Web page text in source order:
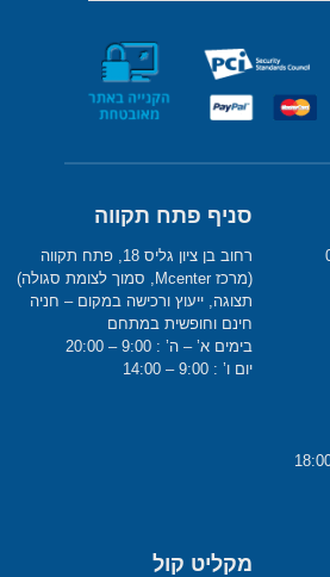
סניף פתח תקווה
רחוב בן ציון גליס 18, פתח תקווה
(מרכז Mcenter, סמוך לצומת סגולה)
תצוגה, ייעוץ ורכישה במקום – חניה
חינם וחופשית במתחם
בימים א’ – ה’ : 9:00 – 20:00
יום ו’ : 9:00 – 14:00
מקליט קול